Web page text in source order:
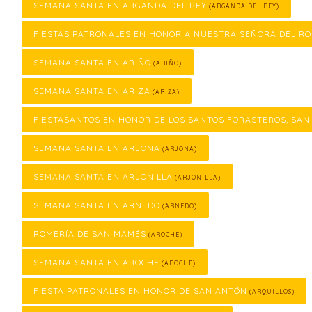
SEMANA SANTA EN ARGANDA DEL REY (ARGANDA DEL REY)
FIESTAS PATRONALES EN HONOR A NUESTRA SEÑORA DEL
SEMANA SANTA EN ARIÑO (ARIÑO)
SEMANA SANTA EN ARIZA (ARIZA)
FIESTASANTOS EN HONOR DE LOS SANTOS FORASTEROS,
SEMANA SANTA EN ARJONA (ARJONA)
SEMANA SANTA EN ARJONILLA (ARJONILLA)
SEMANA SANTA EN ARNEDO (ARNEDO)
ROMERÍA DE SAN MAMÉS (AROCHE)
SEMANA SANTA EN AROCHE (AROCHE)
FIESTA PATRONALES EN HONOR DE SAN ANTÓN (ARQUILLOS)